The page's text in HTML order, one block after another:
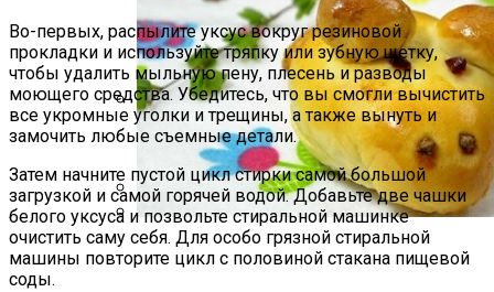
Какие Растения Сажать Для Удачи,
Любви И Богатства
Короткие Женские Топы: Модный Писк
Сезона Лета 2021 Года
Пирожки С Мясом «Поросята»
Во-первых, распылите уксус вокруг резиновой
прокладки и используйте тряпку или зубную щетку,
чтобы удалить мыльную пену, плесень и разводы
моющего средства. Убедитесь, что вы смогли вычистить
все укромные уголки и трещины, а также вынуть и
замочить любые съемные детали.
Затем начните пустой цикл стирки самой большой
загрузкой и самой горячей водой. Добавьте две чашки
белого уксуса и позвольте стиральной машинке
очистить саму себя. Для особо грязной стиральной
машины повторите цикл с половиной стакана пищевой
соды.